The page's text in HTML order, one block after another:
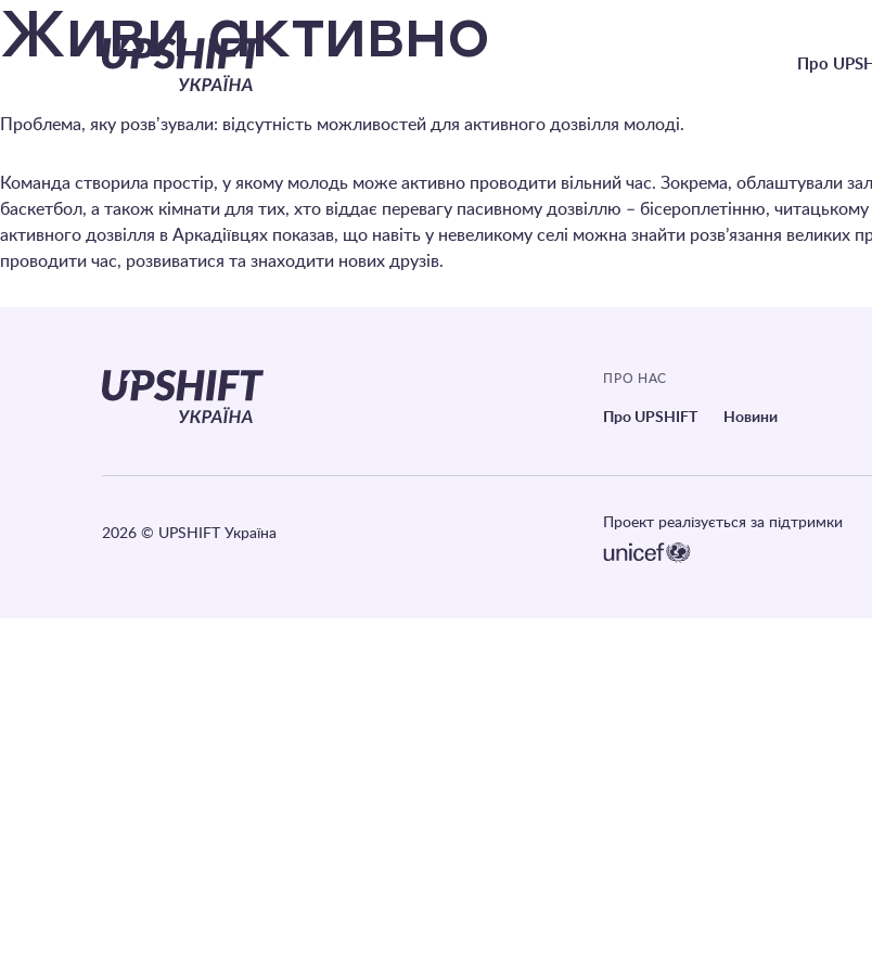
Upshift
–
Україна
Про
Живи активно
Проблема, яку розвʼзували: відсутність можливостей для активного дозвілля молоді.
Команда створила простір, у якому молодь може активно проводити вільний час. Зокрема, облаштували
баскетбол, а також кімнати для тих, хто віддає перевагу пасивному дозвіллю – бісероплетінню,
активного дозвілля в Аркадіївцях показав, що навіть у невеликому селі можна знайти розв’язання
проводити час, розвиватися та знаходити нових друзів.
ПРО НАС
Про UPSHIFT Новини
2026 © UPSHIFT Україна
Проект реалізується за підтримки